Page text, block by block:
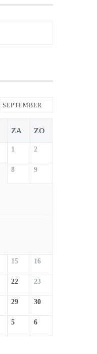
SEPTEMBER
ZA ZO
1 2
8 9
15 16
22 23
29 30
5 6